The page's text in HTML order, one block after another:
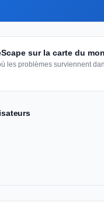
sur la carte du
les problèmes surviennent